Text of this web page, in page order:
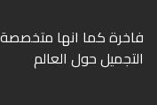
ﻓﺎﺧﺮة كما انها
اﻟﺘﺠﻤﻴﻞ ﺣﻮل اﻟﻌﺎﻟﻢ